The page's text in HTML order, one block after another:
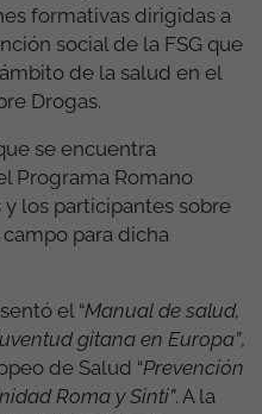
formativas dirigidas a
social de la FSG que
de la salud en el
Drogas.
se encuentra
Programa Romano
y los participantes sobre
para dicha
el “Manual de salud,
gitana en Europa”,
de Salud “Prevención
Roma y Sinti”. A la